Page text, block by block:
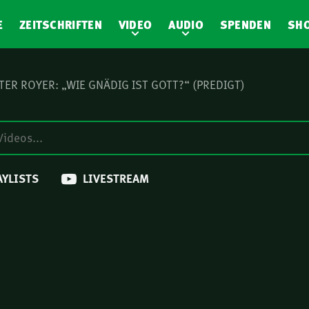
ZEITSCHRIFTEN VIDEO AUDIO SPENDEN
ROYER: „WIE GNÄDIG IST GOTT?“ (PREDIGT)
LIVESTREAM